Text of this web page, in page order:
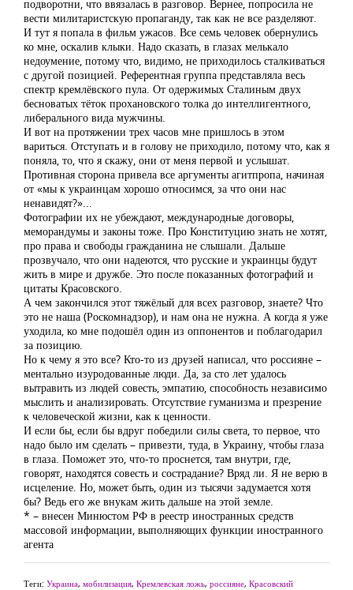
подворотни, что ввязалась в разговор. Вернее, попросила не
вести милитаристскую пропаганду, так как не все разделяют.
И тут я попала в фильм ужасов. Все семь человек обернулись
ко мне, оскалив клыки. Надо сказать, в глазах мелькало
недоумение, потому что, видимо, не приходилось сталкиваться
с другой позицией. Референтная группа представляла весь
спектр кремлёвского пула. От одержимых Сталиным двух
бесноватых тёток прохановского толка до интеллигентного,
либерального вида мужчины.
И вот на протяжении трех часов мне пришлось в этом
вариться. Отступать и в голову не приходило, потому что, как я
поняла, то, что я скажу, они от меня первой и услышат.
Противная сторона привела все аргументы агитпропа, начиная
от «мы к украинцам хорошо относимся, за что они нас
ненавидят?»...
Фотографии их не убеждают, международные договоры,
меморандумы и законы тоже. Про Конституцию знать не хотят,
про права и свободы гражданина не слышали. Дальше
прозвучало, что они надеются, что русские и украинцы будут
жить в мире и дружбе. Это после показанных фотографий и
цитаты Красовского.
А чем закончился этот тяжёлый для всех разговор, знаете? Что
это не наша (Роскомнадзор), и нам она не нужна. А когда я уже
уходила, ко мне подошёл один из оппонентов и поблагодарил
за позицию.
Но к чему я это все? Кто-то из друзей написал, что россияне –
ментально изуродованные люди. Да, за сто лет удалось
вытравить из людей совесть, эмпатию, способность независимо
мыслить и анализировать. Отсутствие гуманизма и презрение
к человеческой жизни, как к ценности.
И если бы, если бы вдруг победили силы света, то первое, что
надо было им сделать – привезти, туда, в Украину, чтобы глаза
в глаза. Поможет это, что-то проснется, там внутри, где,
говорят, находятся совесть и сострадание? Вряд ли. Я не верю в
исцеление. Но, может быть, один из тысячи задумается хотя
бы? Ведь его же внукам жить дальше на этой земле.
* – внесен Минюстом РФ в реестр иностранных средств
массовой информации, выполняющих функции иностранного
агента
Теги: Украина, мобилизация, Кремлевская ложь, россияне, Красовский